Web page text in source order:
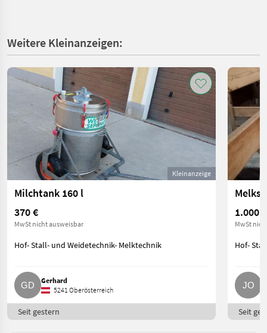
Weitere Kleinanzeigen:
Kleinanzeige
Milchtank 160 l
370 €
MwSt nicht ausweisbar
Hof- Stall- und Weidetechnik- Melktechnik
Gerhard
5241 Oberösterreich
Seit gestern
1.000 €
MwSt
Hof-
Seit